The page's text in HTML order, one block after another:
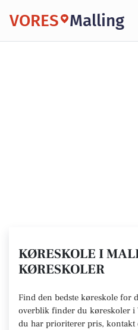
VORES Malling
KØRESKOLE I
KØRESKOLER
Find den bedste køreskole for
overblik finder du køreskoler i
du har prioriterer pris,